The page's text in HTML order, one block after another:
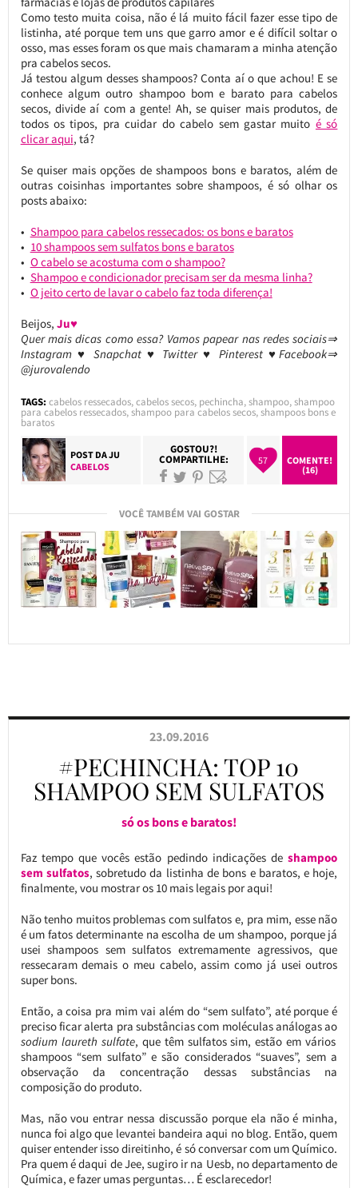
Como testo muita coisa, não é lá muito fácil fazer esse tipo de
listinha, até porque tem uns que garro amor e é difícil soltar o
osso, mas esses foram os que mais chamaram a minha atenção
pra cabelos secos.
Já testou algum desses shampoos? Conta aí o que achou! E se
conhece algum outro shampoo bom e barato para cabelos
secos, divide aí com a gente! Ah, se quiser mais produtos, de
todos os tipos, pra cuidar do cabelo sem gastar muito é só
clicar aqui, tá?
Se quiser mais opções de shampoos bons e baratos, além de
outras coisinhas importantes sobre shampoos, é só olhar os
posts abaixo:
Shampoo para cabelos ressecados: os bons e baratos
10 shampoos sem sulfatos bons e baratos
O cabelo se acostuma com o shampoo?
Shampoo e condicionador precisam ser da mesma linha?
O jeito certo de lavar o cabelo faz toda diferença!
Beijos, Ju♥
Quer mais dicas como essa? Vamos papear nas redes sociais⇒
Instagram ♥ Snapchat ♥ Twitter ♥ Pinterest ♥Facebook⇒
@jurovalendo
TAGS: cabelos ressecados,cabelos secos, pechincha,shampoo,shampoo
para cabelos ressecados,shampoo para cabelos secos,shampoos bons e
baratos
POST DAJU
CABELOS
GOSTOU?!
COMPARTILHE: 57
COMENTE!
(16)
VOCÊ TAMBÉM VAI GOSTAR
23.09.2016
#PECHINCHA: TOP 10
SHAMPOO SEM SULFATOS
só os bons e baratos!
Faz tempo que vocês estão pedindo indicações deshampoo
sem sulfatos, sobretudo da listinha de bons e baratos, e hoje,
finalmente, vou mostrar os 10 mais legais por aqui!
Não tenho muitos problemas com sulfatos e, pra mim, esse não
é um fatos determinante na escolha de um shampoo, porque já
usei shampoos sem sulfatos extremamente agressivos, que
ressecaram demais o meu cabelo, assim como já usei outros
super bons.
Então, a coisa pra mim vai além do “sem sulfato”, até porque é
preciso ficar alerta pra substâncias com moléculas análogas ao
sodium laureth sulfate, que têm sulfatos sim, estão em vários
shampoos “sem sulfato” e são considerados “suaves”, sem a
observação da concentração dessas substâncias na
composição do produto.
Mas, não vou entrar nessa discussão porque ela não é minha,
nunca foi algo que levantei bandeira aqui no blog. Então, quem
quiser entender isso direitinho, é só conversar com um Químico.
Pra quem é daqui de Jee, sugiro ir na Uesb, no departamento de
Química, e fazer umas perguntas… É esclarecedor!